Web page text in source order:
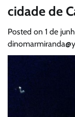
cidade de
Posted on 1 de